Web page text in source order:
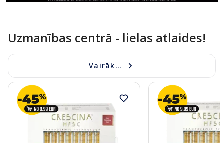
Uzmanības centrā - lielas atlaides!
Vairāk...